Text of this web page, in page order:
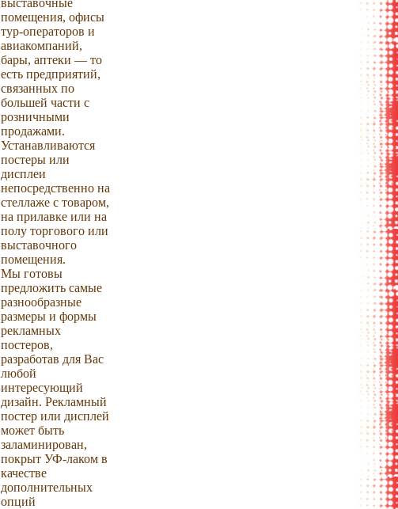
выставочные
помещения, офисы
тур-операторов и
авиакомпаний,
бары, аптеки — то
есть предприятий,
связанных по
большей части с
розничными
продажами.
Устанавливаются
постеры или
дисплеи
непосредственно на
стеллаже с товаром,
на прилавке или на
полу торгового или
выставочного
помещения.
Мы готовы
предложить самые
разнообразные
размеры и формы
рекламных
постеров,
разработав для Вас
любой
интересующий
дизайн. Рекламный
постер или дисплей
может быть
заламинирован,
покрыт УФ-лаком в
качестве
дополнительных
опций